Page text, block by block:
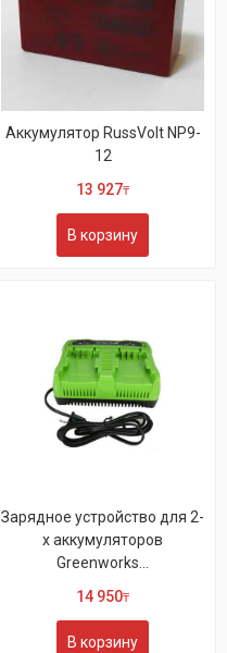
Аккумулятор RussVolt NP9-
12
13 927₸
В корзину
Зарядное устройство для 2-
х аккумуляторов
Greenworks...
14 950₸
В корзину